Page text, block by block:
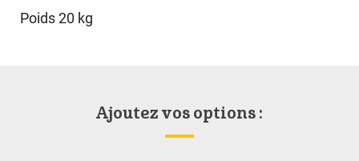
Poids 20 kg
Ajoutez vos options :